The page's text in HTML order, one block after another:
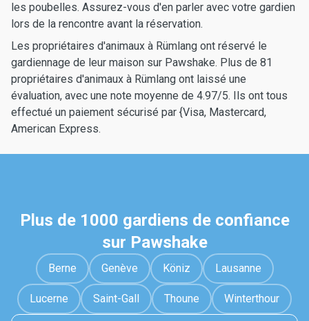
les poubelles. Assurez-vous d'en parler avec votre gardien
lors de la rencontre avant la réservation.
Les propriétaires d'animaux à Rümlang ont réservé le
gardiennage de leur maison sur Pawshake. Plus de 81
propriétaires d'animaux à Rümlang ont laissé une
évaluation, avec une note moyenne de 4.97/5. Ils ont tous
effectué un paiement sécurisé par {Visa, Mastercard,
American Express.
Plus de 1000 gardiens de confiance
sur Pawshake
Berne Genève Köniz Lausanne
Lucerne Saint-Gall Thoune Winterthour